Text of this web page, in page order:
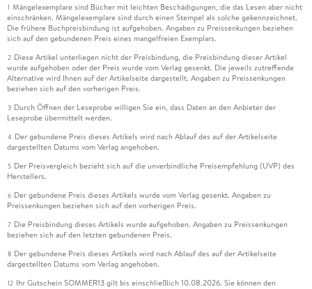
1 Mängelexemplare sind Bücher mit leichten Beschädigungen, die das Lesen aber nicht
einschränken. Mängelexemplare sind durch einen Stempel als solche gekennzeichnet.
Die frühere Buchpreisbindung ist aufgehoben. Angaben zu Preissenkungen beziehen
sich auf den gebundenen Preis eines mangelfreien Exemplars.
2 Diese Artikel unterliegen nicht der Preisbindung, die Preisbindung dieser Artikel
wurde aufgehoben oder der Preis wurde vom Verlag gesenkt. Die jeweils zutreffende
Alternative wird Ihnen auf der Artikelseite dargestellt. Angaben zu Preissenkungen
beziehen sich auf den vorherigen Preis.
3 Durch Öffnen der Leseprobe willigen Sie ein, dass Daten an den Anbieter der
Leseprobe übermittelt werden.
4 Der gebundene Preis dieses Artikels wird nach Ablauf des auf der Artikelseite
dargestellten Datums vom Verlag angehoben.
5 Der Preisvergleich bezieht sich auf die unverbindliche Preisempfehlung (UVP) des
Herstellers.
6 Der gebundene Preis dieses Artikels wurde vom Verlag gesenkt. Angaben zu
Preissenkungen beziehen sich auf den vorherigen Preis.
7 Die Preisbindung dieses Artikels wurde aufgehoben. Angaben zu Preissenkungen
beziehen sich auf den letzten gebundenen Preis.
8 Der gebundene Preis dieses Artikels wird nach Ablauf des auf der Artikelseite
dargestellten Datums vom Verlag angehoben.
12 Ihr Gutschein SOMMER13 gilt bis einschließlich 10.08.2026. Sie können den